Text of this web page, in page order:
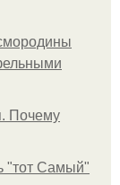
Почему
"тот Самый"